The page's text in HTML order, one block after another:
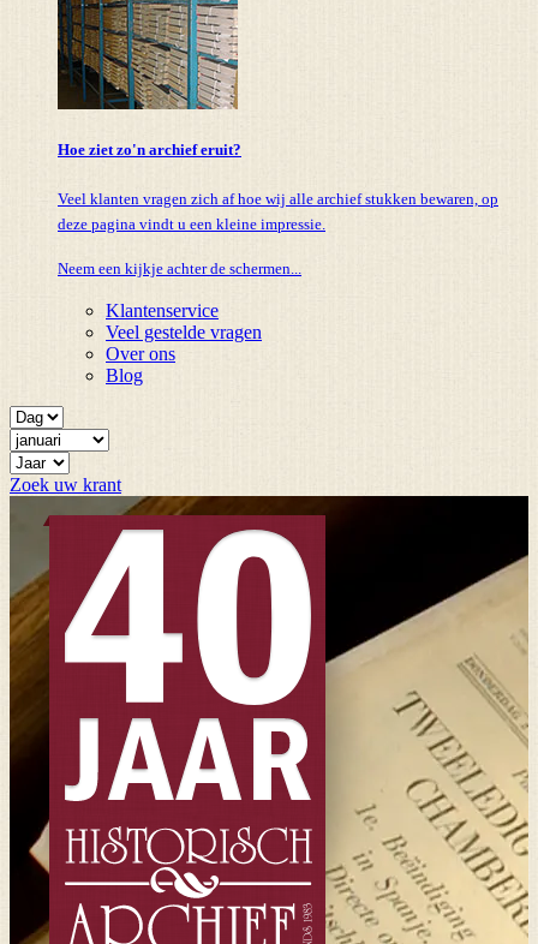
Hoe ziet zo'n archief eruit?
Veel klanten vragen zich af hoe wij alle archief stukken bewaren, op
deze pagina vindt u een kleine impressie.
Neem een kijkje achter de schermen...
Klantenservice
Veel gestelde vragen
Over ons
Blog
Zoek uw krant